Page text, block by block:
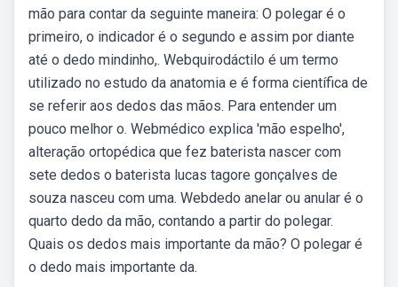
mão para contar da seguinte maneira: O polegar é o
primeiro, o indicador é o segundo e assim por diante
até o dedo mindinho,. Webquirodáctilo é um termo
utilizado no estudo da anatomia e é forma científica de
se referir aos dedos das mãos. Para entender um
pouco melhor o. Webmédico explica 'mão espelho',
alteração ortopédica que fez baterista nascer com
sete dedos o baterista lucas tagore gonçalves de
souza nasceu com uma. Webdedo anelar ou anular é o
quarto dedo da mão, contando a partir do polegar.
Quais os dedos mais importante da mão? O polegar é
o dedo mais importante da.